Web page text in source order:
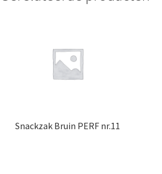
Snackzak Bruin PERF nr.11